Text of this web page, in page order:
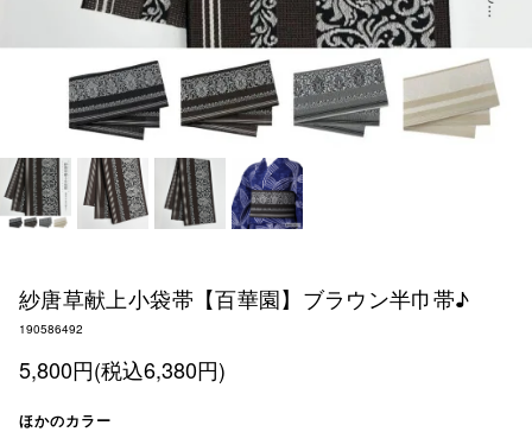
紗唐草献上小袋帯【百華園】ブラウン半巾帯♪
190586492
5,800円(税込6,380円)
ほかのカラー